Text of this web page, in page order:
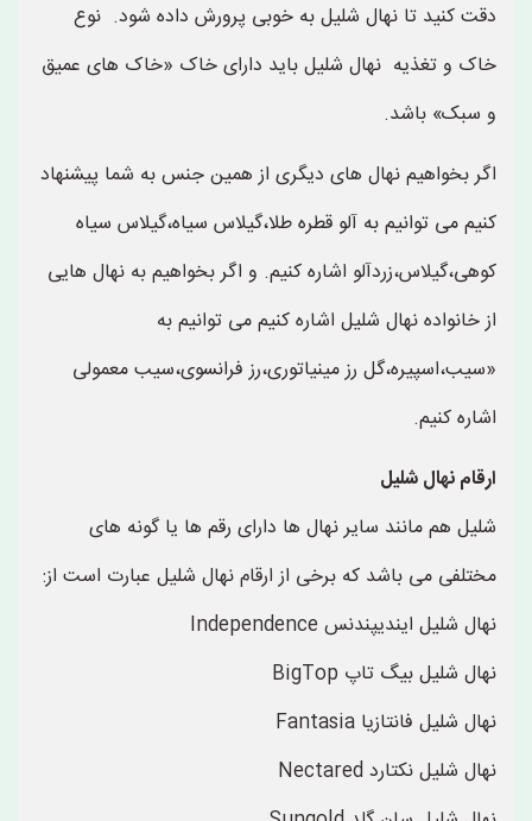
دقت کنید تا نهال شلیل به خوبی پرورش داده شود. نوع
خاک و تغذیه نهال شلیل باید دارای خاک «خاک های عمیق
و سبک» باشد.
اگر بخواهیم نهال های دیگری از همین جنس به شما پیشنهاد
کنیم می توانیم به آلو قطره طلا،گیلاس سیاه،گیلاس سیاه
کوهی،گيلاس،زردآلو اشاره کنیم. و اگر بخواهیم به نهال هایی
از خانواده نهال شلیل اشاره کنیم می توانیم به
«سیب،اسپیره،گل رز مینیاتوری،رز فرانسوی،سیب معمولی
اشاره کنیم.
ارقام نهال شلیل
شلیل هم مانند سایر نهال ها دارای رقم ها یا گونه های
مختلفی می باشد که برخی از ارقام نهال شلیل عبارت است از:
نهال شلیل ایندیپندنس Independence
نهال شلیل بیگ تاپ BigTop
نهال شلیل فانتازیا Fantasia
نهال شلیل نکتارد Nectared